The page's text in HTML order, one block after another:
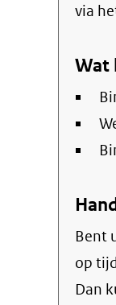
via
Wat
Bent
op
Dan